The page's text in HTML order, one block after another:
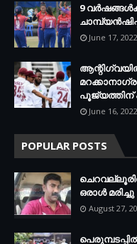
9
June 17, 2022
പൂജ്യത്തിന്
June 16, 2022
POPULAR POSTS
ഒരാൾ മരിച്ചു
August 27,